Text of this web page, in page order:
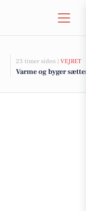
23 timer siden | VEJRET
Varme og byger